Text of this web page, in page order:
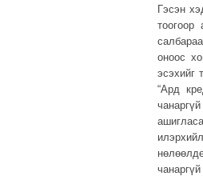
Гэсэн
оноос
эсэхийг
“Ард